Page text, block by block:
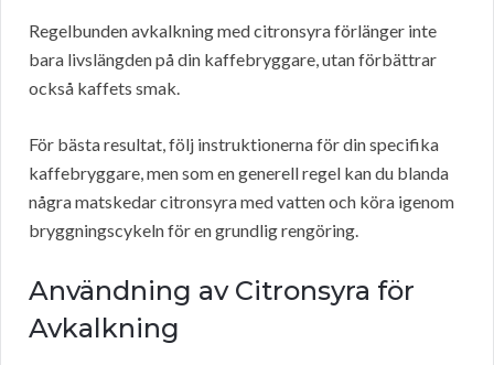
Regelbunden avkalkning med citronsyra förlänger inte
bara livslängden på din kaffebryggare, utan förbättrar
också kaffets smak.
För bästa resultat, följ instruktionerna för din specifika
kaffebryggare, men som en generell regel kan du blanda
några matskedar citronsyra med vatten och köra igenom
bryggningscykeln för en grundlig rengöring.
Användning av Citronsyra för
Avkalkning